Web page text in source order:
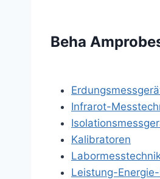
Beha
Infrarot-
Kalibratoren
Leistung-